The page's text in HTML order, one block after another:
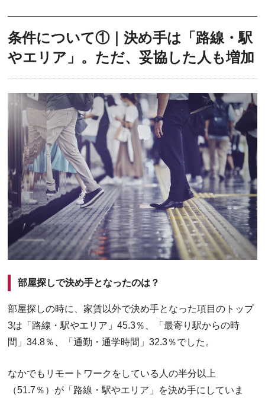
条件について①｜決め手は「路線・駅
やエリア」。ただ、妥協した人も増加
部屋探しで決め手となったのは？
部屋探しの時に、家賃以外で決め手となった項目のトップ
3は「路線・駅やエリア」45.3％、「最寄り駅からの時
間」34.8％、「通勤・通学時間」32.3％でした。
なかでもリモートワークをしている人の半分以上
（51.7％）が「路線・駅やエリア」を決め手にしていま